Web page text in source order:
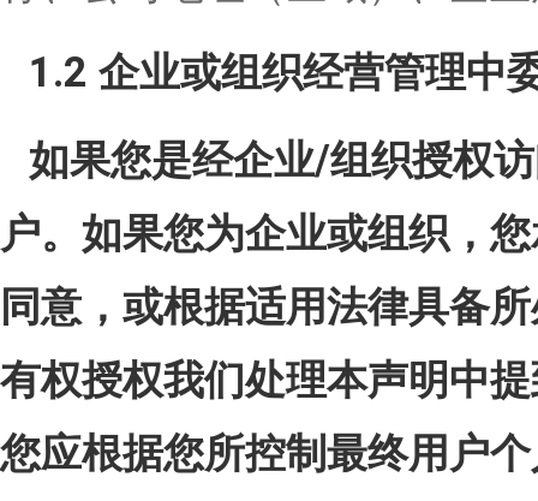
1.2 企业或组织经营管理中
如果您是经企业/组织授权
户。如果您为企业或组织，
同意，或根据适用法律具备
有权授权我们处理本声明中
您应根据您所控制最终用户